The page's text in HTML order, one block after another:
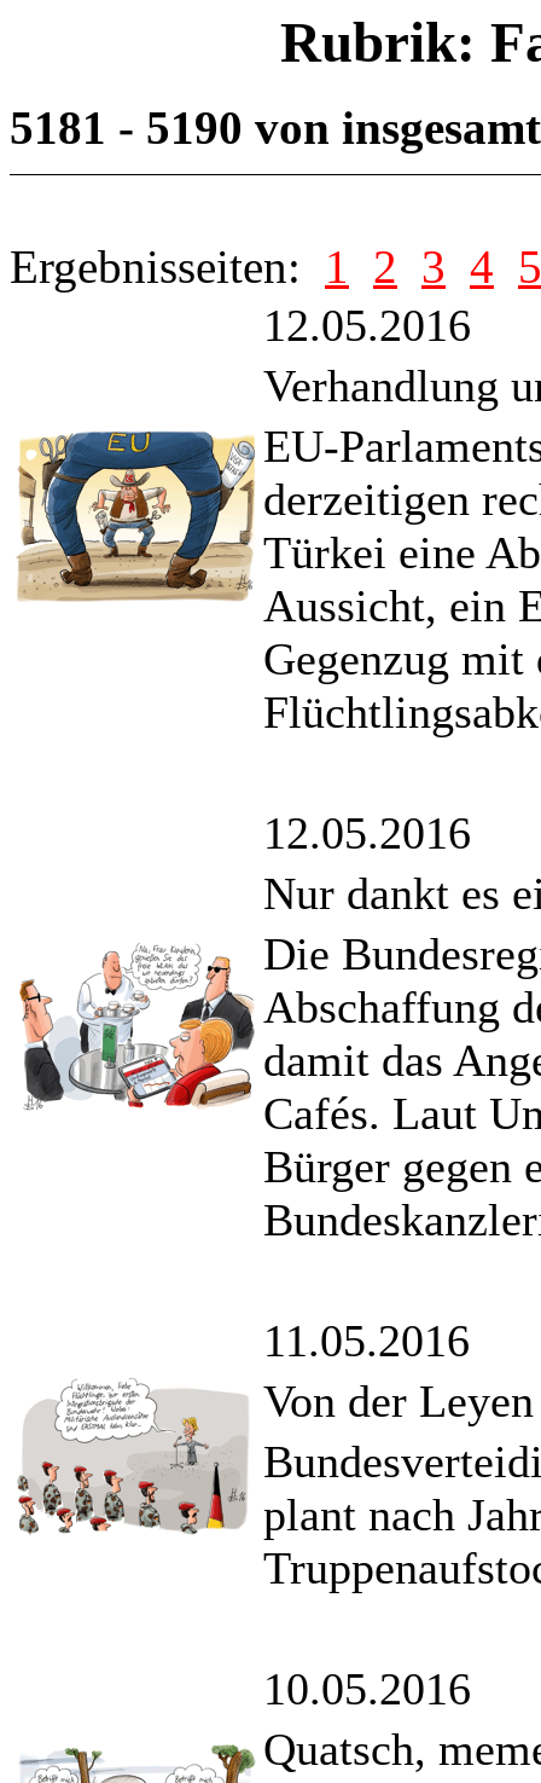
Rubrik:
5181 - 5190 von
Ergebnisseiten: 1 2 3 4 5
12.05.2016
Verhandlung
EU-
derzeitigen
Türkei eine
Aussicht, ein
Gegenzug mit
12.05.2016
Nur dankt es
Die
Abschaffung
damit das
Cafés. Laut
Bürger gegen
11.05.2016
Von der
plant nach
10.05.2016
Quatsch,